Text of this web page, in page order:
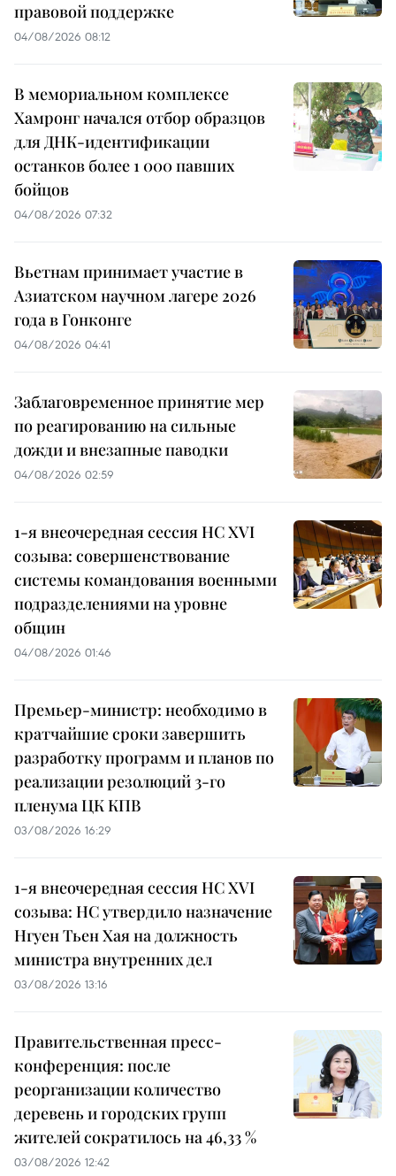
правовой поддержке
04/08/2026 08:12
В мемориальном комплексе
Хамронг начался отбор образцов
для ДНК-идентификации
останков более 1 000 павших
бойцов
04/08/2026 07:32
Вьетнам принимает участие в
Азиатском научном лагере 2026
года в Гонконге
04/08/2026 04:41
Заблаговременное принятие мер
по реагированию на сильные
дожди и внезапные паводки
04/08/2026 02:59
1-я внеочередная сессия НС XVI
созыва: совершенствование
системы командования военными
подразделениями на уровне
общин
04/08/2026 01:46
Премьер-министр: необходимо в
кратчайшие сроки завершить
разработку программ и планов по
реализации резолюций 3-го
пленума ЦК КПВ
03/08/2026 16:29
1-я внеочередная сессия НС XVI
созыва: НС утвердило назначение
Нгуен Тьен Хая на должность
министра внутренних дел
03/08/2026 13:16
Правительственная пресс-
конференция: после
реорганизации количество
деревень и городских групп
жителей сократилось на 46,33 %
03/08/2026 12:42